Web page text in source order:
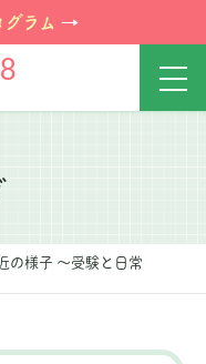
ラム →
の様子 ～受験と日常